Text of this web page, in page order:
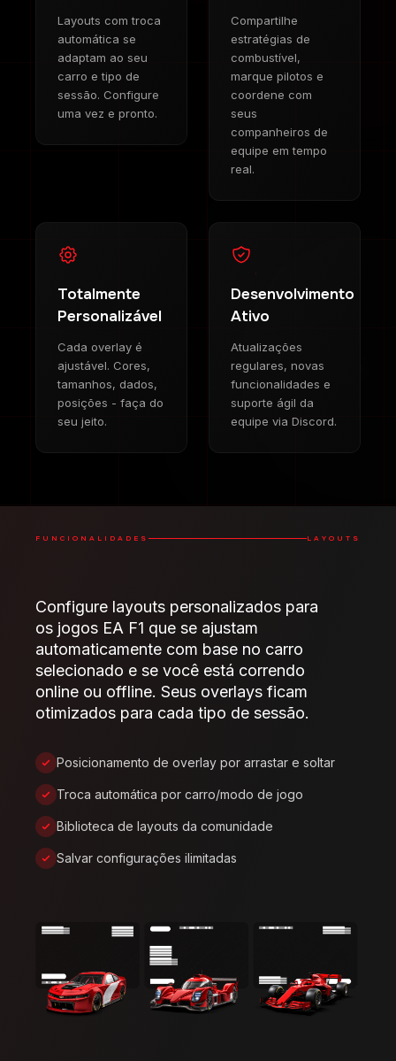
Layouts com troca
automática se
adaptam ao seu
carro e tipo de
sessão. Configure
uma vez e pronto.
Compartilhe
estratégias de
combustível,
marque pilotos e
coordene com
seus
companheiros de
equipe em tempo
real.
Totalmente
Personalizável
Cada overlay é
ajustável. Cores,
tamanhos, dados,
posições - faça do
seu jeito.
Desenvolvimento
Ativo
Atualizações
regulares, novas
funcionalidades e
suporte ágil da
equipe via Discord.
FUNCIONALIDADES LAYOUTS
Configure layouts personalizados para
os jogos EA F1 que se ajustam
automaticamente com base no carro
selecionado e se você está correndo
online ou offline. Seus overlays ficam
otimizados para cada tipo de sessão.
Posicionamento de overlay por arrastar e soltar
Troca automática por carro/modo de jogo
Biblioteca de layouts da comunidade
Salvar configurações ilimitadas